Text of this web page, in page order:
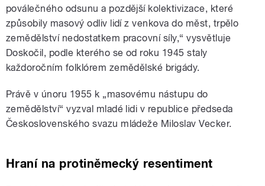
poválečného odsunu a pozdější kolektivizace, které
způsobily masový odliv lidí z venkova do měst, trpělo
zemědělství nedostatkem pracovní síly,“ vysvětluje
Doskočil, podle kterého se od roku 1945 staly
každoročním folklórem zemědělské brigády.
Právě v únoru 1955 k „masovému nástupu do
zemědělství“ vyzval mladé lidi v republice předseda
Československého svazu mládeže Miloslav Vecker.
Hraní na protiněmecký resentiment